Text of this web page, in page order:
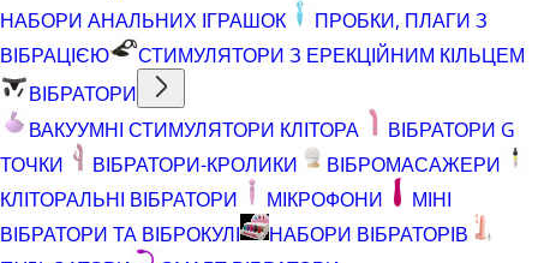
НАБОРИ АНАЛЬНИХ ІГРАШОК
ПРОБКИ, ПЛАГИ З
ВІБРАЦІЄЮ
СТИМУЛЯТОРИ З ЕРЕКЦІЙНИМ КІЛЬЦЕМ
ВІБРАТОРИ
ВАКУУМНІ СТИМУЛЯТОРИ КЛІТОРА
ВІБРАТОРИ G
ТОЧКИ
ВІБРАТОРИ-КРОЛИКИ
ВІБРОМАСАЖЕРИ
КЛІТОРАЛЬНІ ВІБРАТОРИ
МІКРОФОНИ
МІНІ
ВІБРАТОРИ ТА ВІБРОКУЛІ
НАБОРИ ВІБРАТОРІВ